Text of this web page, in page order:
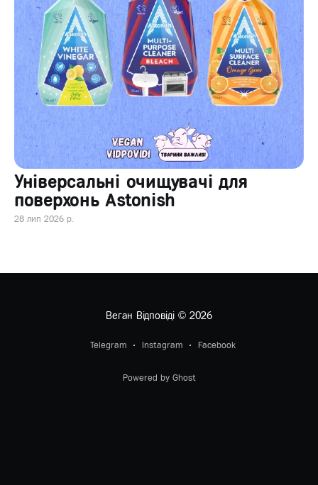
Універсальні очищувачі для
поверхонь Astonish
28 лип 2026 р.
Веган Відповіді© 2026
Telegram Instagram Facebook
Powered by Ghost